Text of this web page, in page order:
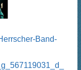
Band-